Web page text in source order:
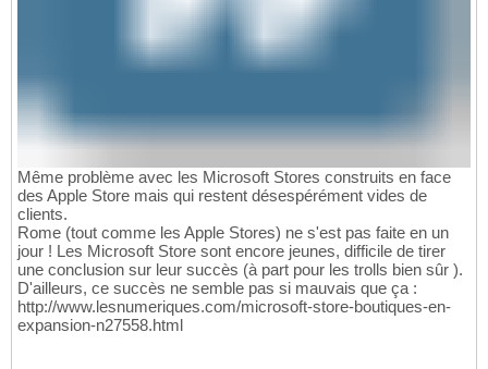
Même problème avec les Microsoft Stores construits en face
des Apple Store mais qui restent désespérément vides de
clients.
Rome (tout comme les Apple Stores) ne s'est pas faite en un
jour ! Les Microsoft Store sont encore jeunes, difficile de tirer
une conclusion sur leur succès (à part pour les trolls bien sûr ).
D'ailleurs, ce succès ne semble pas si mauvais que ça :
http://www.lesnumeriques.com/microsoft-store-boutiques-en-
expansion-n27558.html